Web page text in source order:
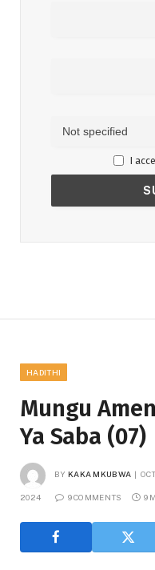
I
HADITHI
Mungu
Ya Saba (07)
BY KAKA MKUBWA
2024 9 COMMENTS 9